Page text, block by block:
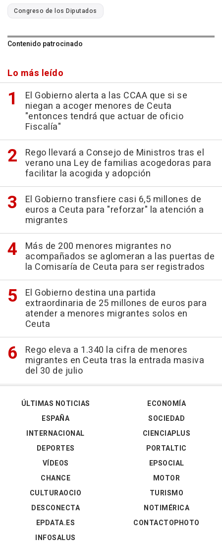
Congreso de los Diputados
Contenido patrocinado
Lo más leído
El Gobierno alerta a las CCAA que si se
niegan a acoger menores de Ceuta
"entonces tendrá que actuar de oficio
Fiscalía"
Rego llevará a Consejo de Ministros tras el
verano una Ley de familias acogedoras para
facilitar la acogida y adopción
El Gobierno transfiere casi 6,5 millones de
euros a Ceuta para "reforzar" la atención a
migrantes
Más de 200 menores migrantes no
acompañados se aglomeran a las puertas de
la Comisaría de Ceuta para ser registrados
El Gobierno destina una partida
extraordinaria de 25 millones de euros para
atender a menores migrantes solos en
Ceuta
Rego eleva a 1.340 la cifra de menores
migrantes en Ceuta tras la entrada masiva
del 30 de julio
ÚLTIMAS NOTICIAS
ESPAÑA
INTERNACIONAL
DEPORTES
VÍDEOS
ECONOMÍA
SOCIEDAD
CIENCIAPLUS
PORTALTIC
EPSOCIAL
CHANCE
CULTURAOCIO
DESCONECTA
EPDATA.ES
INFOSALUS
MOTOR
TURISMO
NOTIMÉRICA
CONTACTOPHOTO